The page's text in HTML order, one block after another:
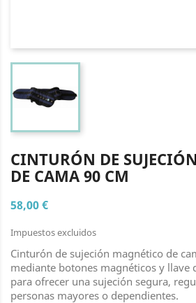
CINTURÓN DE
DE CAMA 90 CM
58,00 €
Impuestos excluidos
Cinturón de sujeción magnético de
mediante botones magnéticos y llave
para ofrecer una sujeción segura,
personas mayores o dependientes.